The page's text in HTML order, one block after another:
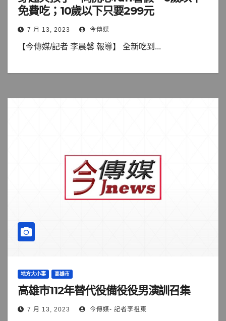
免費吃；10歲以下只要299元
7 月 13, 2023 今傳媒
【今傳媒/記者 李晨馨 報導】 全新吃到...
地方大小事 高雄市
高雄市112年替代役備役役男演訓召集
7 月 13, 2023 今傳媒- 記者李祖東